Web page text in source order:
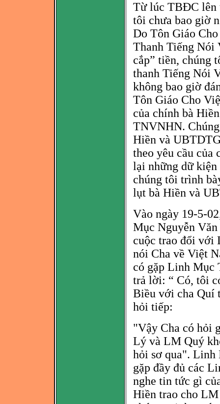
Từ lúc TBĐC lên
tôi chưa bao giờ
Do Tôn Giáo
Thanh Tiếng
cắp” tiền, chúng
thanh Tiếng Nói
không bao giờ đ
Tôn Giáo Cho
của chính bà
TNVNHN.
Hiền và
theo yêu cầu của
lại những dữ
chúng tôi trình
lụt bà Hiền và
Vào ngày 19-5-
Mục Nguyễn Vă
cuộc trao đổi với
nói Cha về Việt
có gặp Linh Mục
trả lời: “ Có, tôi
Biều với cha Quí
hỏi tiếp:
"Vậy Cha có hỏi
Lý và LM Quý
hỏi sơ qua". Linh
gặp đầy đủ các
nghe tin tức gì
Hiền trao cho